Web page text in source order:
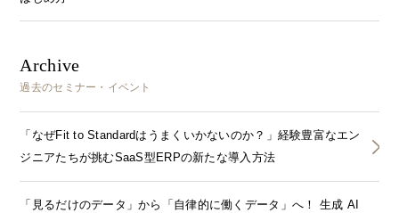
Archive
過去のセミナー・イベント
「なぜFit to Standardはうまくいかないのか？」経験豊富なエン
ジニアたちが挑むSaaS型ERPの新たな導入方法
「見るだけのデータ」から「自律的に働くデータ」へ！ 生成 AI